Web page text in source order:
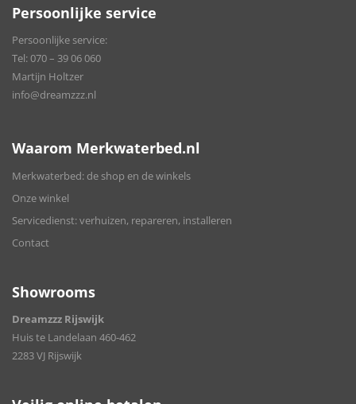
Persoonlijke service
Persoonlijke service:
Tel:070 – 39 06 060
Martijn Holtzer
info@dreamzzz.nl
Waarom Merkwaterbed.nl
Merkwaterbed: de shop en de winkels
Onze winkel
Servicedienst: verhuizen, repareren, installeren
Contact
Showrooms
Dreamzzz Rijswijk
Huis te Landelaan 460-462
2283 VJ Rijswijk